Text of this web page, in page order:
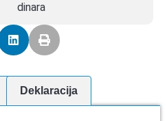
dinara
Deklaracija